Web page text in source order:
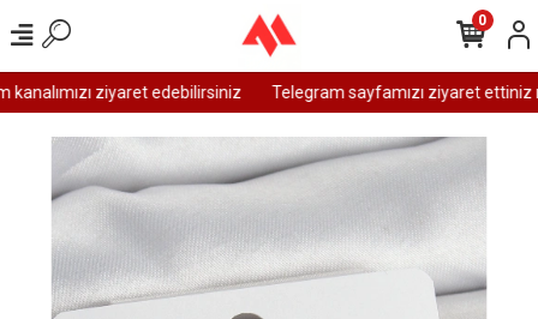
ziyaret edebilirsiniz Telegram sayfamızı ziyaret ettiniz
0